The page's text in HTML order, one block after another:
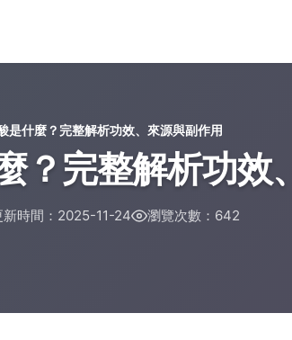
是什麼？完整解析功效、來源與副作用
？完整解析功效
新時間：2025-11-24 瀏覽次數：642